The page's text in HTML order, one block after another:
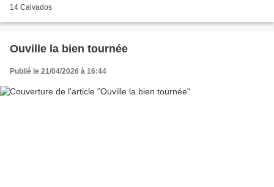
14 Calvados
Ouville la bien tournée
Publié le 21/04/2026 à 16:44